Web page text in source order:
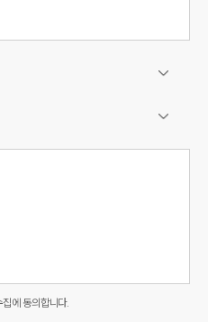
에 동의합니다.